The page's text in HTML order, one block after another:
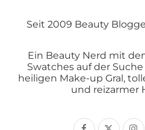
Seit 2009 Beauty
Ein Beauty Nerd mit
Swatches auf der
heiligen Make-up Gral,
und reizarmer